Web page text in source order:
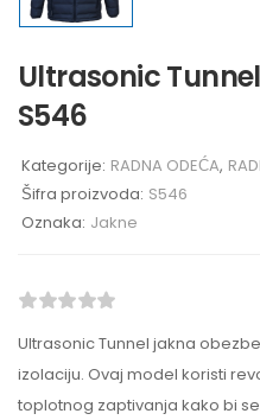
Ultrasonic
S546
Kategorije: RADNA ODEĆA,
Šifra proizvoda: S546
Oznaka: Jakne
Ultrasonic Tunnel jakna
izolaciju. Ovaj model koristi
toplotnog zaptivanja kako bi